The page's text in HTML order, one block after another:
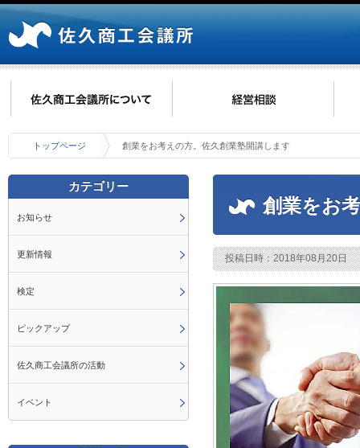
トップページ 創業をお考えの方。佐久創業塾開講します
創業をお
投稿日時：2018年08月20日
カテゴリー
お知らせ
更新情報
検定
ピックアップ
佐久商工会議所の活動
イベント